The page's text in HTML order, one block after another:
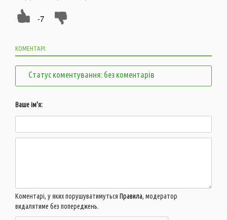
-7
КОМЕНТАРІ:
Статус коментування: без коментарів
Ваше ім'я:
Коментарі, у яких порушуватимуться Правила, модератор
видалятиме без попереджень.